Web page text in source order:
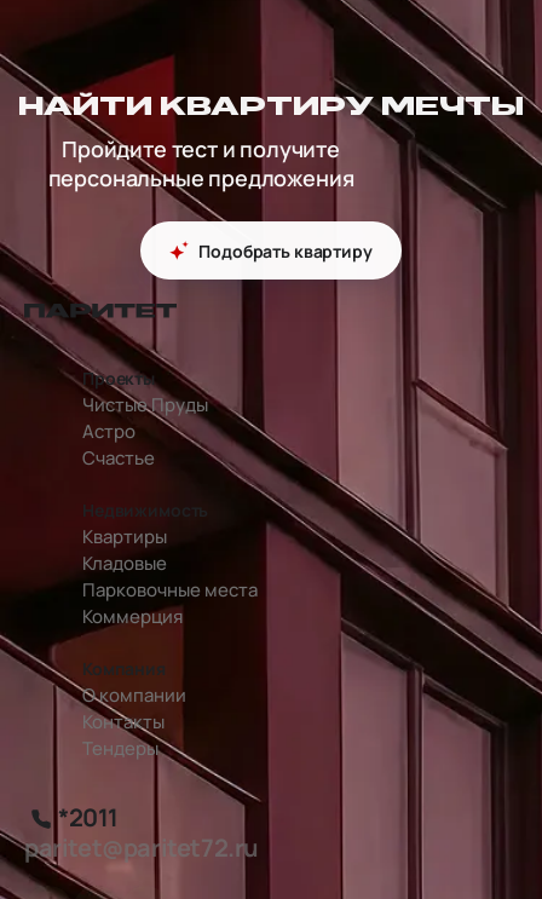
НАЙТИ КВАРТИРУ МЕЧТЫ
Пройдите тест и получите
персональные предложения
Подобрать квартиру
перейти на главную страницу
Проекты
Чистые Пруды
Астро
Счастье
Недвижимость
Квартиры
Кладовые
Парковочные места
Коммерция
Компания
О компании
Контакты
Тендеры
*2011
paritet@paritet72.ru